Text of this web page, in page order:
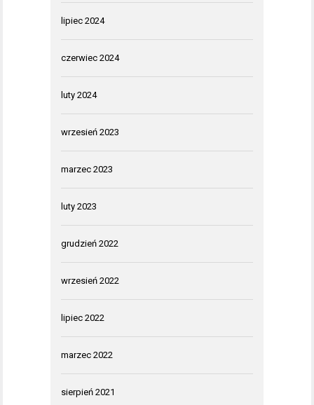
lipiec 2024
czerwiec 2024
luty 2024
wrzesień 2023
marzec 2023
luty 2023
grudzień 2022
wrzesień 2022
lipiec 2022
marzec 2022
sierpień 2021